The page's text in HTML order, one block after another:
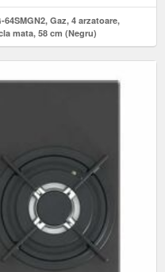
Gaz, 4 arzatoare,
mata, 58 cm (Negru)